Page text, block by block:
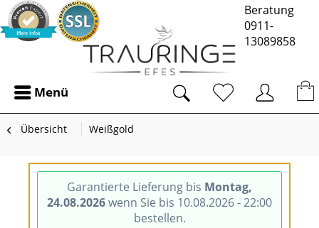
Beratung
0911-
13089858
Menü
Übersicht Weißgold
Garantierte Lieferung bis Montag,
24.08.2026wenn Sie bis 10.08.2026 - 22:00
bestellen.